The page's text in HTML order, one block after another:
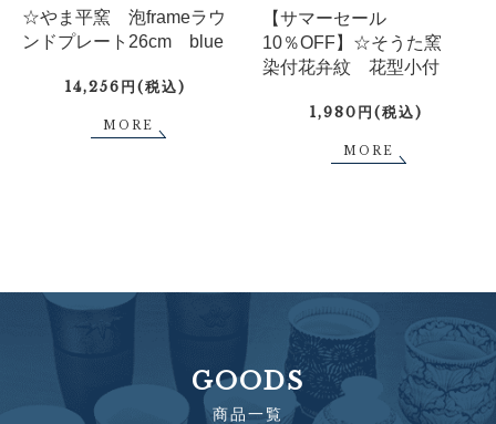
☆やま平窯 泡frameラウ
ンドプレート26cm blue
14,256円(税込)
MORE
【サマーセール
10％OFF】☆そうた窯
染付花弁紋 花型小付
1,980円(税込)
MORE
GOODS
商品一覧